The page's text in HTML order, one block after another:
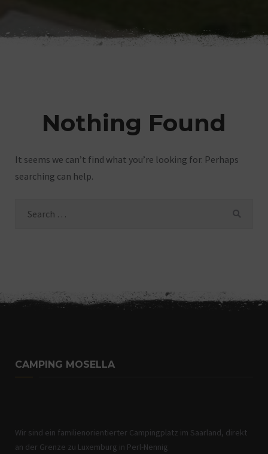
Nothing Found
It seems we can’t find what you’re looking for. Perhaps
searching can help.
CAMPING MOSELLA
Wir sind ein familienorientierter Campingplatz im Saarland, direkt
an der Grenze zu Luxemburg in Perl-Nennig